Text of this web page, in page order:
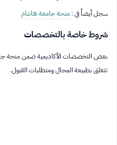
سجل أيضاً في :منحة جامعة هاننام
شروط خاصة بالتخصصات
بعض التخصصات الأكاديمية ضمن منحة
تتعلق بطبيعة المجال ومتطلبات القبول.